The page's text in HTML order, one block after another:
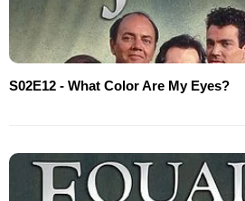
S02E12 - What Color Are My Eyes?